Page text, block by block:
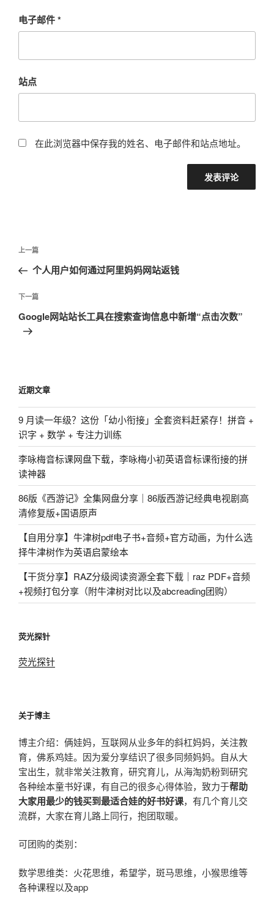
电子邮件*
站点
在此浏览器中保存我的姓名、电子邮件和站点地址。
文
导
航
上
一
文
章
上一篇
个人用户如何通过阿里妈妈网站返钱
下
一
篇
下一篇
Google网站站长工具在搜索查询信息中新增“点击次数”
近期文章
9 月读一年级？这份「幼小衔接」全套资料赶紧存！拼音 +
识字 + 数学 + 专注力训练
李咏梅音标课网盘下载，李咏梅小初英语音标课衔接的拼
读神器
86版《西游记》全集网盘分享｜86版西游记经典电视剧高
清修复版+国语原声
【自用分享】牛津树pdf电子书+音频+官方动画，为什么选
择牛津树作为英语启蒙绘本
【干货分享】RAZ分级阅读资源全套下载｜raz PDF+音频
+视频打包分享（附牛津树对比以及abcreading团购）
荧光探针
荧光探针
关于博主
博主介绍：俩娃妈，互联网从业多年的斜杠妈妈，关注教
育，佛系鸡娃。因为爱分享结识了很多同频妈妈。自从大
宝出生，就非常关注教育，研究育儿，从海淘奶粉到研究
各种绘本童书好课，有自己的很多心得体验，致力于帮助
大家用最少的钱买到最适合娃的好书好课，有几个育儿交
流群，大家在育儿路上同行，抱团取暖。
可团购的类别：
数学思维类：火花思维，希望学，斑马思维，小猴思维等
各种课程以及app